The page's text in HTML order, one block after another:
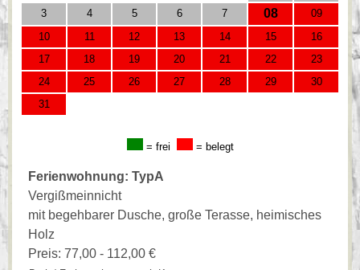
3
4 5 6 7 08
09
10
11 12 13 14 15
16
17
18 19 20 21 22
23
24
25 26 27 28 29
30
31
= frei = belegt
Ferienwohnung: TypA
Vergißmeinnicht
mit begehbarer Dusche, große Terasse, heimisches
Holz
Preis: 77,00 - 112,00 €